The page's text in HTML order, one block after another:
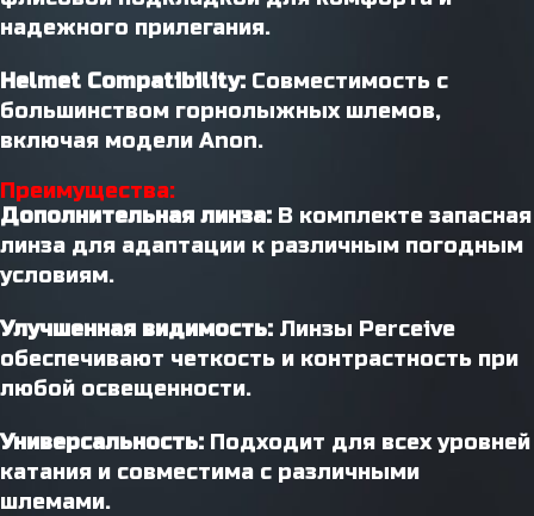
надежного прилегания.
Helmet Compatibility: Совместимость с
большинством горнолыжных шлемов,
включая модели Anon.
Преимущества:
Дополнительная линза: В комплекте запасная
линза для адаптации к различным погодным
условиям.
Улучшенная видимость: Линзы Perceive
обеспечивают четкость и контрастность при
любой освещенности.
Универсальность: Подходит для всех уровней
катания и совместима с различными
шлемами.